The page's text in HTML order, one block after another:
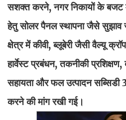
सशक्त करने, नगर निकायों के बजट में
हेतु सोलर पैनल स्थापना जैसे सुझाव
क्षेत्र में कीवी, ब्लूबेरी जैसी वैल्यू
हार्वेस्ट प्रबंधन, तकनीकी
सहायता और फल उत्पादन
करने की मांग रखी गई।